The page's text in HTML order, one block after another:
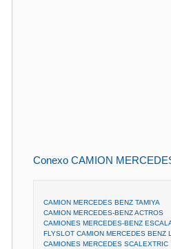
Conexo CAMION
CAMION MERCEDES BENZ TAMIYA
CAMION MERCEDES-BENZ ACTROS
CAMIONES MERCEDES-BENZ
FLYSLOT CAMION MERCEDES BENZ
CAMIONES MERCEDES SCALEXTRIC